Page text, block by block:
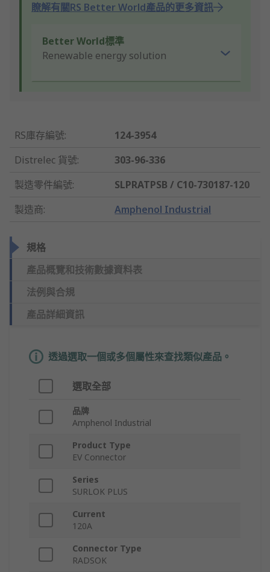
瞭解有關RS Better World產品的更多資訊
Better World標準
Renewable energy solution
RS庫存編號:
124-3954
Distrelec 貨號:
303-96-336
製造零件編號:
SLPRATPSB / C10-730187-120
製造商: Amphenol Industrial
規格
產品概覽和技術數據資料表
法例與合規
產品詳細資訊
透過選取一個或多個屬性來查找類似產品。
選取全部
品牌
Amphenol Industrial
Product Type
EV Connector
Series
SURLOK PLUS
Current
120A
Connector Type
RADSOK